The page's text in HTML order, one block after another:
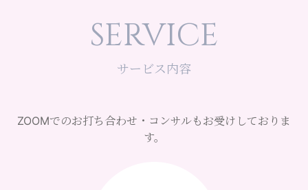
SERVICE
サービス内容
ZOOMでのお打ち合わせ・コンサルもお受けしておりま
す。